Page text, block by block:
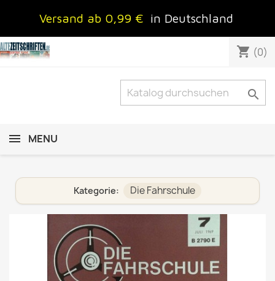
Versand ab 0,99 € in Deutschland
shopping_cart (0)

MENU
Kategorie: Die Fahrschule